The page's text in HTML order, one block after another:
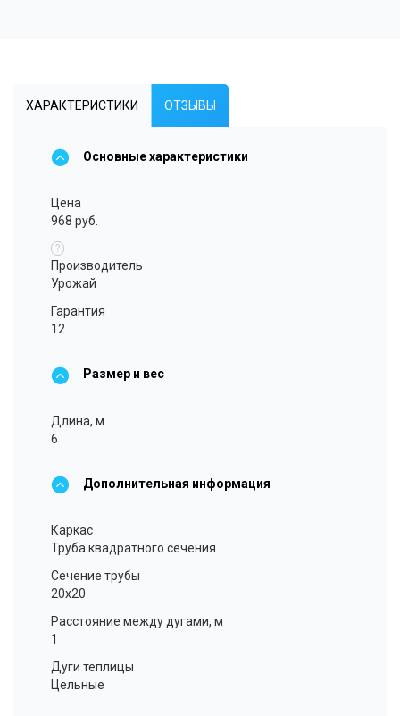
ХАРАКТЕРИСТИКИ ОТЗЫВЫ
Основные характеристики
Цена
968 руб.
?
Производитель
Урожай
Гарантия
12
Размер и вес
Длина, м.
6
Дополнительная информация
Каркас
Труба квадратного сечения
Сечение трубы
20x20
Расстояние между дугами, м
1
Дуги теплицы
Цельные